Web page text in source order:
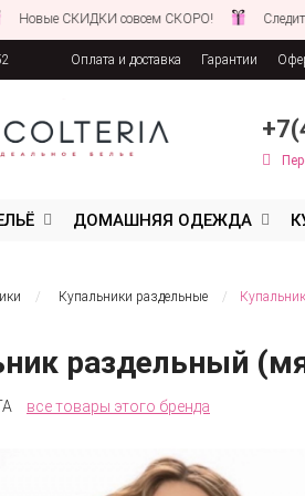
СКИДКИ совсем СКОРО! Следите за
Оплата и доставка Гарантии
ДОМАШНЯЯ ОДЕЖДА
Купальники раздельные
раздельный
все товары этого бренда